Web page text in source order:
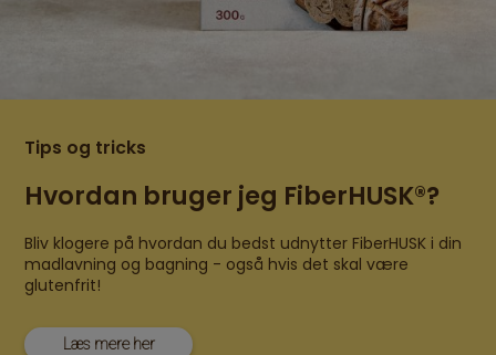
Tips og tricks
Hvordan bruger jeg FiberHUSK®?
Bliv klogere på hvordan du bedst udnytter FiberHUSK i din
madlavning og bagning - også hvis det skal være
glutenfrit!
Læs mere her